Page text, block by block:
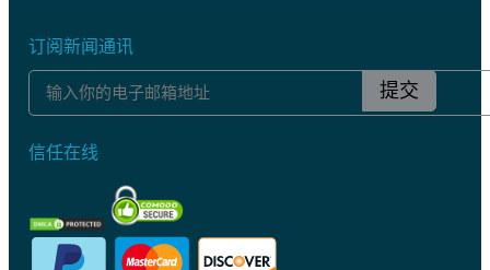
订阅新闻通讯
提交
信任在线